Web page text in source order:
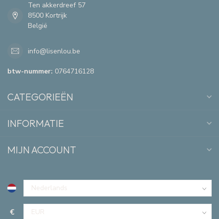
Ten akkerdreef 57
8500 Kortrijk
België
info@lisenlou.be
btw-nummer: 0764716128
CATEGORIEËN
INFORMATIE
MIJN ACCOUNT
€